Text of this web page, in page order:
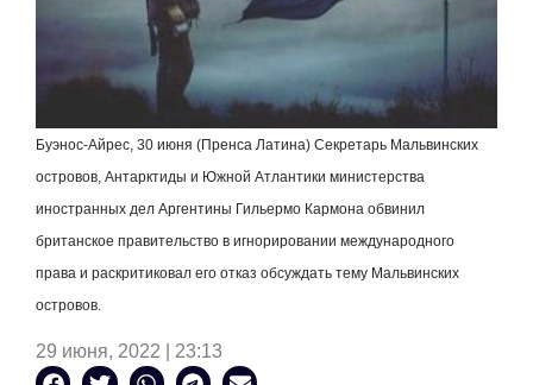
Буэнос-Айрес, 30 июня (Пренса Латина) Секретарь Мальвинских
островов, Антарктиды и Южной Атлантики министерства
иностранных дел Аргентины Гильермо Кармона обвинил
британское правительство в игнорировании международного
права и раскритиковал его отказ обсуждать тему Мальвинских
островов.
29 июня, 2022 | 23:13